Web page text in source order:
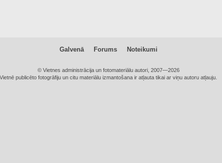
Galvenā Forums Noteikumi
© Vietnes administrācija un fotomateriālu autori, 2007—2026
Vietnē publicēto fotogrāfiju un citu materiālu izmantošana ir atļauta tikai ar viņu autoru atļauju.